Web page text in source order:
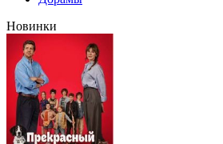
Новинки